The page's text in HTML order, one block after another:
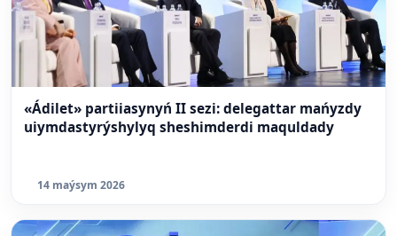
«Ádilet» partiiasynyń II sezi: delegattar mańyzdy
uiymdastyrýshylyq sheshimderdi maquldady
14 maýsym 2026